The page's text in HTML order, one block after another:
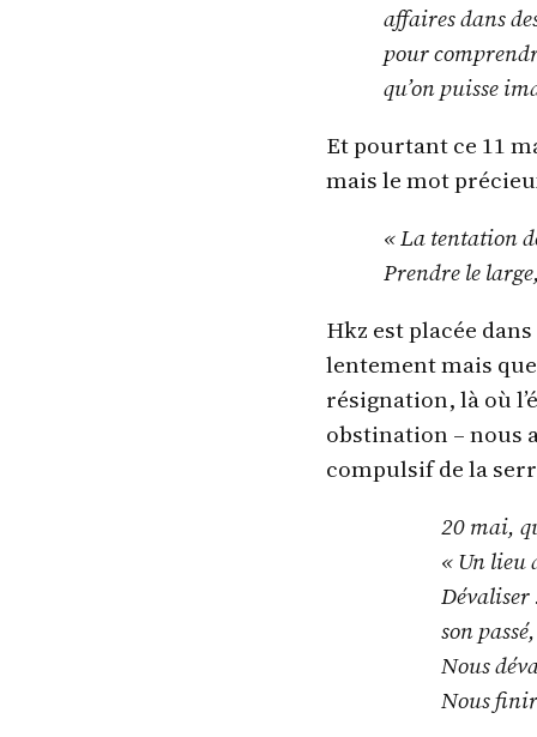
affaires dans
pour
qu’on puisse
Et pourtant ce 11
mais le mot
« La tentation
Prendre le
Hkz est placée
lentement mais
résignation, là où
obstination – nous
compulsif de la
20 mai,
« Un lieu
Dévaliser
son
Nous
Nous